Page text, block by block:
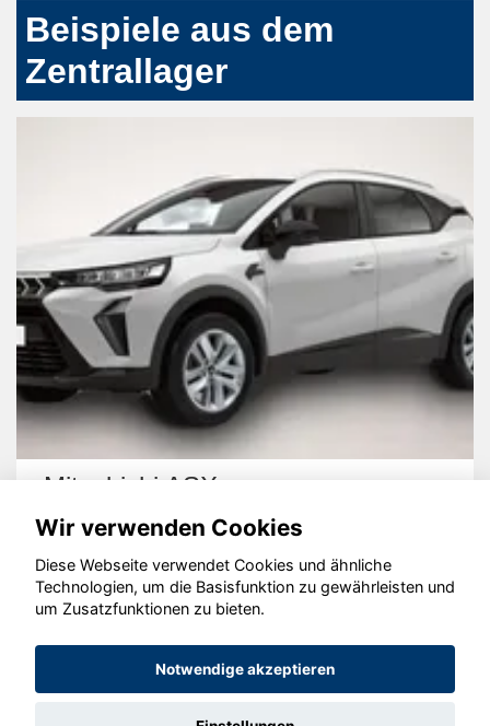
Beispiele aus dem
Zentrallager
Mitsubishi ASX
© konjunkturmotor.de GmbH 2020 - 2026
Wir verwenden Cookies
Diese Webseite verwendet Cookies und ähnliche
Technologien, um die Basisfunktion zu gewährleisten und
um Zusatzfunktionen zu bieten.
Notwendige akzeptieren